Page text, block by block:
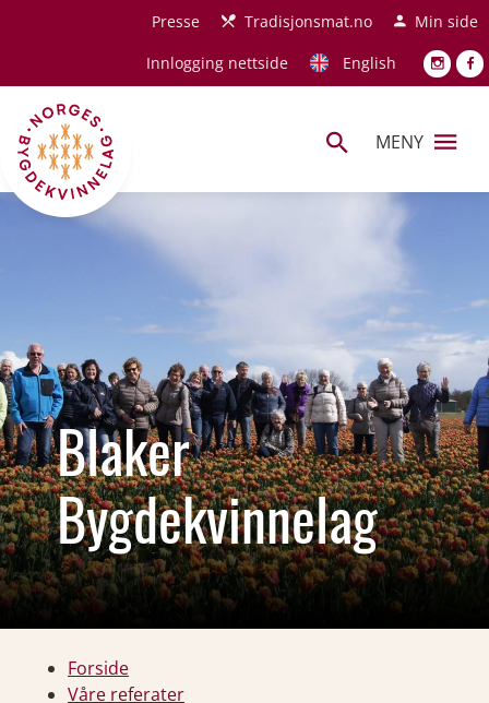
Hopp til hovedinnholdPresse Tradisjonsmat.no
Min side
Innlogging nettside
English
MENY
Blaker
Bygdekvinnelag
Forside
Våre referater